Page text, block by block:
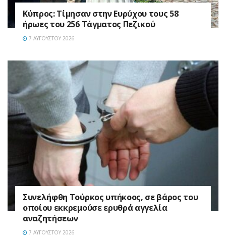
Κύπρος: Τίμησαν στην Ευρύχου τους 58
ήρωες του 256 Τάγματος Πεζικού
7 ΑΥΓΟΎΣΤΟΥ 2026
Συνελήφθη Τούρκος υπήκοος, σε βάρος του
οποίου εκκρεμούσε ερυθρά αγγελία
αναζητήσεων
7 ΑΥΓΟΎΣΤΟΥ 2026